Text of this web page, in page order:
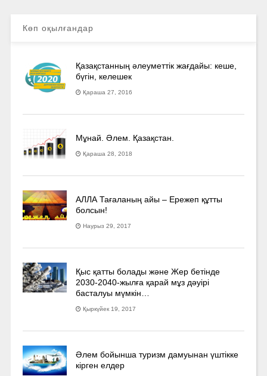
Көп оқылғандар
Қазақстанның әлеуметтік жағдайы: кеше,
бүгін, келешек
Қараша 27, 2016
Мұнай. Әлем. Қазақстан.
Қараша 28, 2018
АЛЛА Тағаланың айы – Ережеп құтты
болсын!
Наурыз 29, 2017
Қыс қатты болады және Жер бетінде
2030-2040­-жылға қарай мұз дәуірі
басталуы мүмкін…
Қыркүйек 19, 2017
Әлем бойынша туризм дамуынан үштікке
кірген елдер